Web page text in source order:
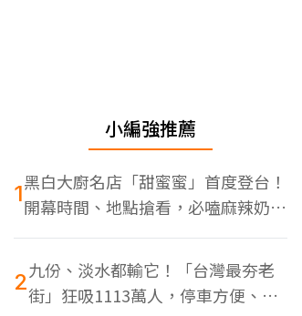
小編強推薦
1黑白大廚名店「甜蜜蜜」首度登台！
開幕時間、地點搶看，必嗑麻辣奶油
蝦
2九份、淡水都輸它！「台灣最夯老
街」狂吸1113萬人，停車方便、特